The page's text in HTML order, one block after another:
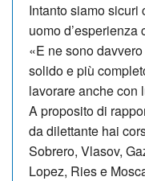
Intanto siamo sicuri
uomo
«E ne sono
solido e più
lavorare anche con
A proposito di
da dilettante hai
Sobrero, Vlasov,
Lopez, Ries e